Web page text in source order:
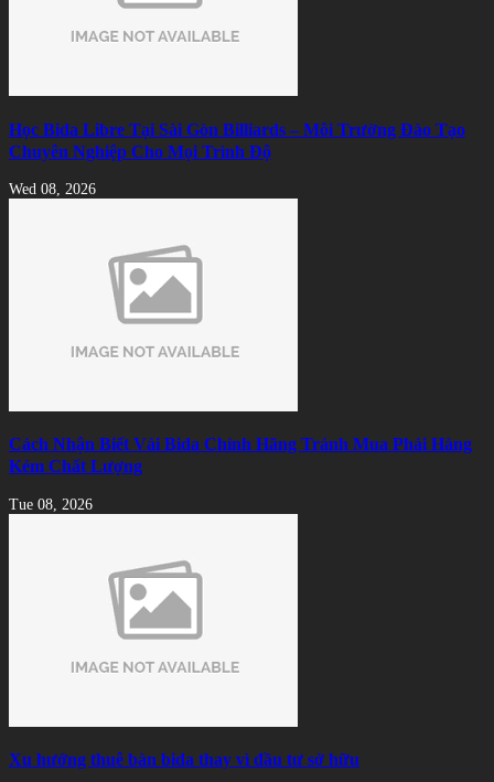
Học Bida Libre Tại Sài Gòn Billiards – Môi Trường Đào Tạo
Chuyên Nghiệp Cho Mọi Trình Độ
Wed 08, 2026
Cách Nhận Biết Vải Bida Chính Hãng Tránh Mua Phải Hàng
Kém Chất Lượng
Tue 08, 2026
Xu hướng thuê bàn bida thay vì đầu tư sở hữu